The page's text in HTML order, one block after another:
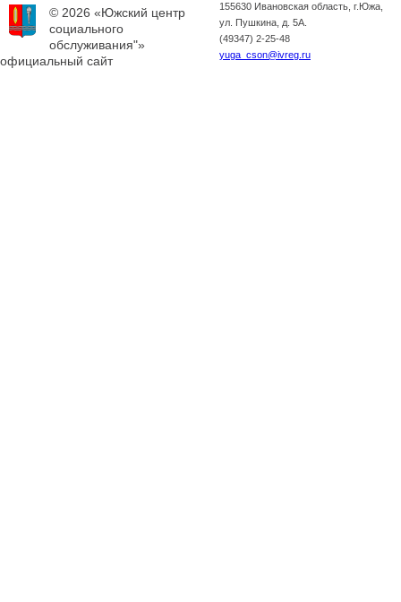
© 2026 «Южский центр
социального
обслуживания"»
официальный сайт
155630 Ивановская область, г.Южа,
ул. Пушкина, д. 5А.
(49347) 2-25-48
yuga_cson@ivreg.ru